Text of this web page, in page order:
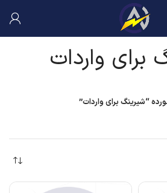
برای واردات
“شیرینگ برای واردات”